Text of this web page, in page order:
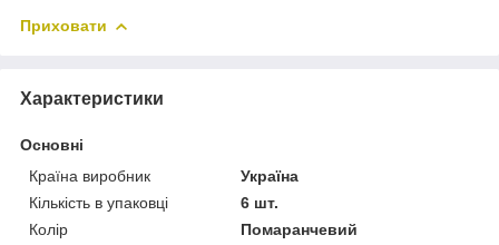
Приховати
Характеристики
Основні
Країна виробник
Україна
Кількість в упаковці
6 шт.
Колір
Помаранчевий